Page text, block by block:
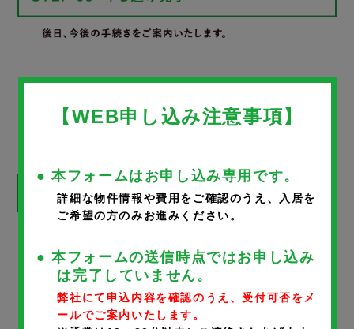
WEB申し込みフォーム
物件名
CIAFUL
【WEB申し込み注意事項】
● 本フォームはお申し込み専用です。
詳細な物件情報や費用をご確認のうえ、入居を
ご希望の方のみお進みください。
● 本フォームの送信時点ではお申し込み
は完了していません。
弊社にて申込内容を確認のうえ、受付可否をメ
ールでご案内いたします。